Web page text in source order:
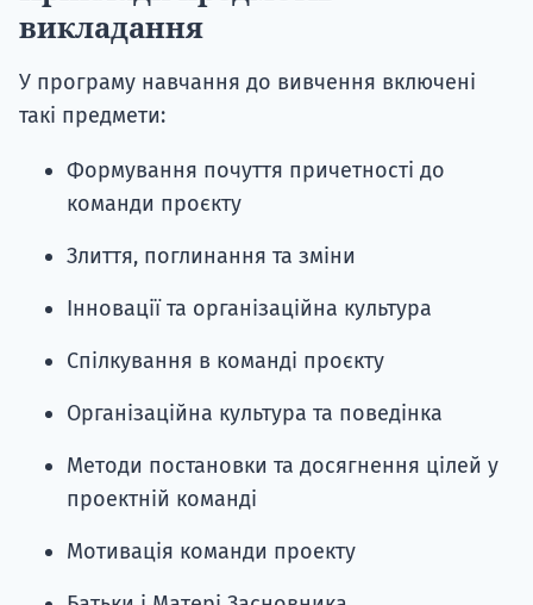
викладання
У програму навчання до вивчення включені
такі предмети:
Формування почуття причетності до
команди проєкту
Злиття, поглинання та зміни
Інновації та організаційна культура
Спілкування в команді проєкту
Організаційна культура та поведінка
Методи постановки та досягнення цілей у
проектній команді
Мотивація команди проекту